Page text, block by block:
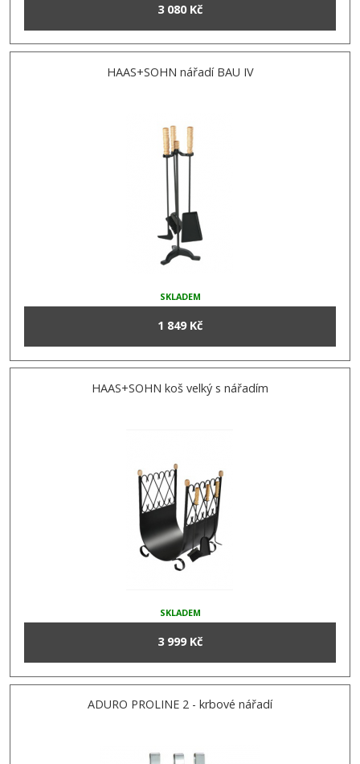
3 080 Kč
HAAS+SOHN nářadí BAU IV
SKLADEM
1 849 Kč
HAAS+SOHN koš velký s nářadím
SKLADEM
3 999 Kč
ADURO PROLINE 2 - krbové nářadí